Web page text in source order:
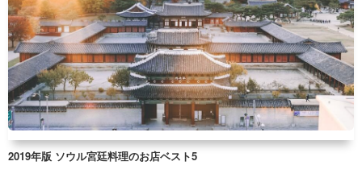
2019年版 ソウル宮廷料理のお店ベスト5